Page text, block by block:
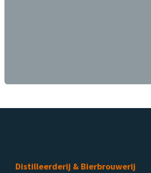
Distilleerderij & Bierbrouwerij